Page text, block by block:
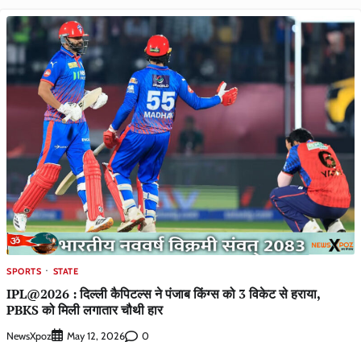
SPORTS STATE
IPL@2026 : दिल्ली कैपिटल्स ने पंजाब किंग्स को 3 विकेट से हराया,
PBKS को मिली लगातार चौथी हार
NewsXpoz May 12, 2026 0